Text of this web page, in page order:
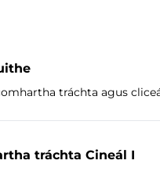
tráchta agus
tráchta Cineál I